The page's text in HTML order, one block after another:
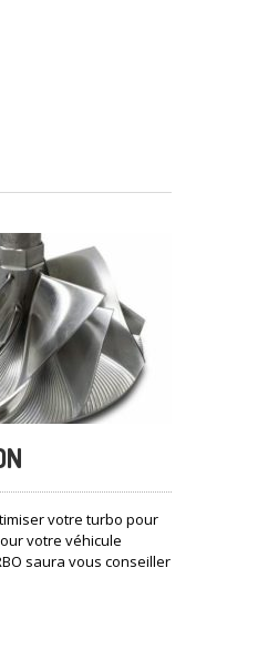
votre turbo pour
votre véhicule
saura vous conseiller